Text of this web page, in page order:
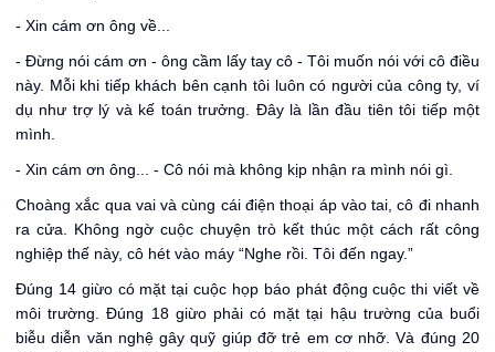
- Xin cám ơn ông về...
- Đừng nói cám ơn - ông cầm lấy tay cô - Tôi muốn nói với cô điều
này. Mỗi khi tiếp khách bên cạnh tôi luôn có người của công ty, ví
dụ như trợ lý và kế toán trưởng. Đây là lần đầu tiên tôi tiếp một
mình.
- Xin cám ơn ông... - Cô nói mà không kịp nhận ra mình nói gì.
Choàng xắc qua vai và cùng cái điện thoại áp vào tai, cô đi nhanh
ra cửa. Không ngờ cuộc chuyện trò kết thúc một cách rất công
nghiệp thế này, cô hét vào máy “Nghe rồi. Tôi đến ngay.”
Đúng 14 giừo có mặt tại cuộc họp báo phát động cuộc thi viết về
môi trường. Đúng 18 giừo phải có mặt tại hậu trường của buổi
biễu diễn văn nghệ gây quỹ giúp đỡ trẻ em cơ nhỡ. Và đúng 20